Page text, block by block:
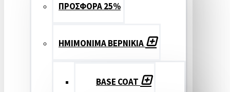
ΠΡΟΣΦΟΡΑ 25%
ΗΜΙΜΟΝΙΜΑ ΒΕΡΝΙΚΙΑ
BASE COAT